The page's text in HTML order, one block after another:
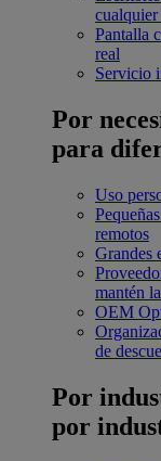
Pantalla
real
Servicio
Por
para
Uso
remotos
Grandes
mantén
OEM
de
Por
por